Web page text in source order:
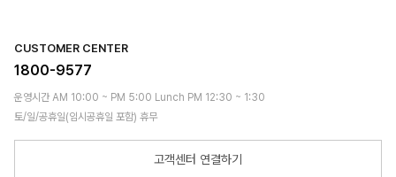
CUSTOMER CENTER
1800-9577
운영시간 AM 10:00 ~ PM 5:00 Lunch PM 12:30 ~ 1:30
토/일/공휴일(임시공휴일 포함) 휴무
고객센터 연결하기